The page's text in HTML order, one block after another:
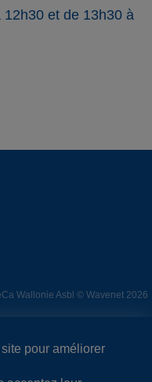
pour améliorer
et de 13h30 à
Wallonie Asbl © Wavenet 2026